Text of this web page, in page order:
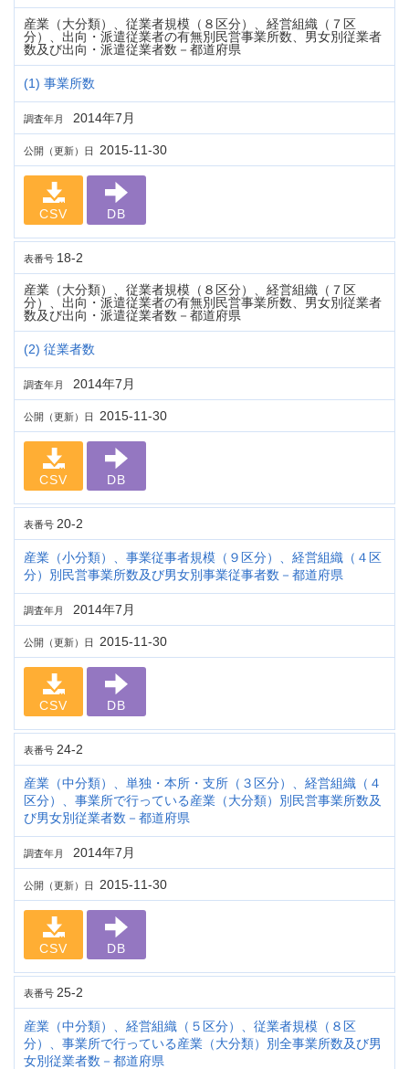
産業（大分類）、従業者規模（８区分）、経営組織（７区
分）、出向・派遣従業者の有無別民営事業所数、男女別従業者
数及び出向・派遣従業者数－都道府県
(1) 事業所数
調査年月 2014年7月
公開（更新）日 2015-11-30
CSV DB
表番号 18-2
産業（大分類）、従業者規模（８区分）、経営組織（７区
分）、出向・派遣従業者の有無別民営事業所数、男女別従業者
数及び出向・派遣従業者数－都道府県
(2) 従業者数
調査年月 2014年7月
公開（更新）日 2015-11-30
CSV DB
表番号 20-2
産業（小分類）、事業従事者規模（９区分）、経営組織（４区
分）別民営事業所数及び男女別事業従事者数－都道府県
調査年月 2014年7月
公開（更新）日 2015-11-30
CSV DB
表番号 24-2
産業（中分類）、単独・本所・支所（３区分）、経営組織（４
区分）、事業所で行っている産業（大分類）別民営事業所数及
び男女別従業者数－都道府県
調査年月 2014年7月
公開（更新）日 2015-11-30
CSV DB
表番号 25-2
産業（中分類）、経営組織（５区分）、従業者規模（８区
分）、事業所で行っている産業（大分類）別全事業所数及び男
女別従業者数－都道府県